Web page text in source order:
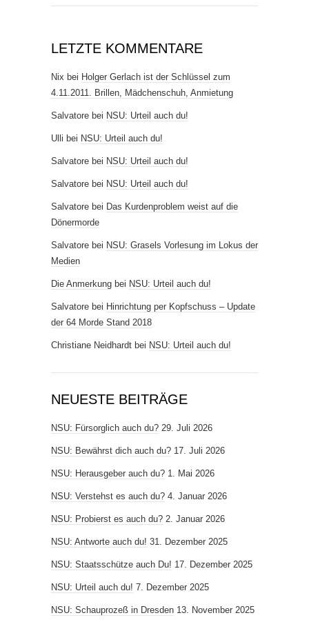
LETZTE KOMMENTARE
Nix bei Holger Gerlach ist der Schlüssel zum
4.11.2011. Brillen, Mädchenschuh, Anmietung
Salvatore bei NSU: Urteil auch du!
Ulli bei NSU: Urteil auch du!
Salvatore bei NSU: Urteil auch du!
Salvatore bei NSU: Urteil auch du!
Salvatore bei Das Kurdenproblem weist auf die
Dönermorde
Salvatore bei NSU: Grasels Vorlesung im Lokus der
Medien
Die Anmerkung bei NSU: Urteil auch du!
Salvatore bei Hinrichtung per Kopfschuss – Update
der 64 Morde Stand 2018
Christiane Neidhardt bei NSU: Urteil auch du!
NEUESTE BEITRÄGE
NSU: Fürsorglich auch du? 29. Juli 2026
NSU: Bewährst dich auch du? 17. Juli 2026
NSU: Herausgeber auch du? 1. Mai 2026
NSU: Verstehst es auch du? 4. Januar 2026
NSU: Probierst es auch du? 2. Januar 2026
NSU: Antworte auch du! 31. Dezember 2025
NSU: Staatsschütze auch Du! 17. Dezember 2025
NSU: Urteil auch du! 7. Dezember 2025
NSU: Schauprozeß in Dresden 13. November 2025